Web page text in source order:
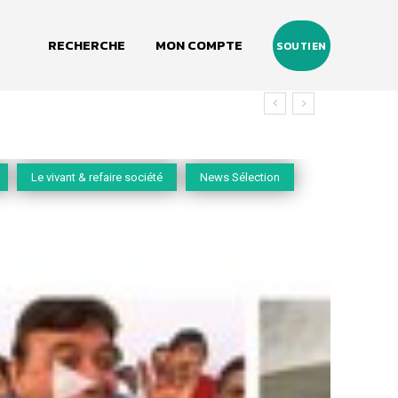
RECHERCHE MON COMPTE SOUTIEN
Le vivant & refaire société News Sélection